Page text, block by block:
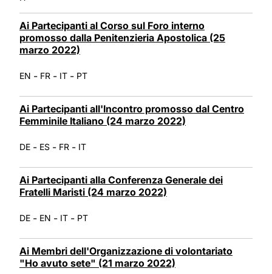
Ai Partecipanti al Corso sul Foro interno
promosso dalla Penitenzieria Apostolica (25
marzo 2022)
EN - FR - IT - PT
Ai Partecipanti all'Incontro promosso dal Centro
Femminile Italiano (24 marzo 2022)
DE - ES - FR - IT
Ai Partecipanti alla Conferenza Generale dei
Fratelli Maristi (24 marzo 2022)
DE - EN - IT - PT
Ai Membri dell'Organizzazione di volontariato
"Ho avuto sete" (21 marzo 2022)